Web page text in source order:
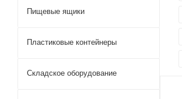
Пищевые ящики
Пластиковые контейнеры
Складское оборудование